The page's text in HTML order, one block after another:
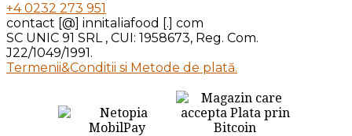
+4 0232 273 951
contact [@] innitaliafood [.] com
SC UNIC 91 SRL , CUI: 1958673, Reg. Com.
J22/1049/1991.
Termenii&Conditii si Metode de plată.